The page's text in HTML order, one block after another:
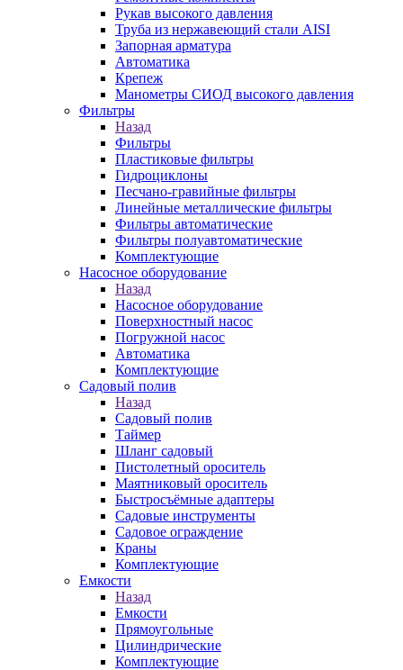
Рукав высокого давления
Труба из нержавеющий стали AISI
Запорная арматура
Автоматика
Крепеж
Манометры СИОД высокого давления
Фильтры
Назад
Фильтры
Пластиковые фильтры
Гидроциклоны
Песчано-гравийные фильтры
Линейные металлические фильтры
Фильтры автоматические
Фильтры полуавтоматические
Комплектующие
Насосное оборудование
Назад
Насосное оборудование
Поверхностный насос
Погружной насос
Автоматика
Комплектующие
Садовый полив
Назад
Садовый полив
Таймер
Шланг садовый
Пистолетный ороситель
Маятниковый ороситель
Быстросъёмные адаптеры
Садовые инструменты
Садовое ограждение
Краны
Комплектующие
Емкости
Назад
Емкости
Прямоугольные
Цилиндрические
Комплектующие